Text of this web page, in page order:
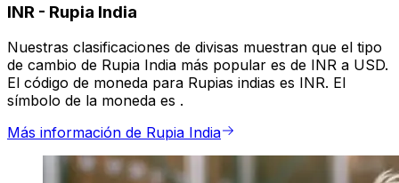
INR - Rupia India
Nuestras clasificaciones de divisas muestran que el tipo
de cambio de Rupia India más popular es de INR a USD.
El código de moneda para Rupias indias es INR. El
símbolo de la moneda es ₹.
Más información de Rupia India